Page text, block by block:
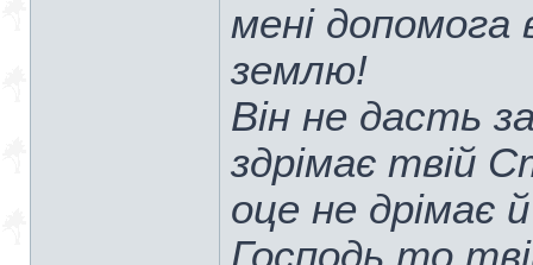
мені допомога
землю!
Він не дасть
здрімає твій
оце не дрімає
Господь то